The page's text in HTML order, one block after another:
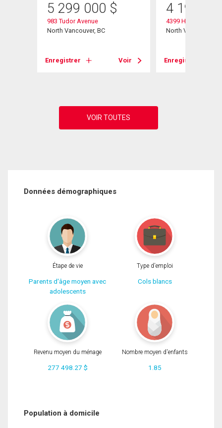
5 299 000 $
983 Tudor Avenue
North Vancouver, BC
Enregistrer Voir
4 195
4399 Highland
North Vancouver,
Enregistrer
Données démographiques
Étape de vie
Parents d'âge moyen avec
adolescents
Type d'emploi
Cols blancs
Revenu moyen du ménage
277 498.27 $
Nombre moyen d'enfants
1.85
Population à domicile